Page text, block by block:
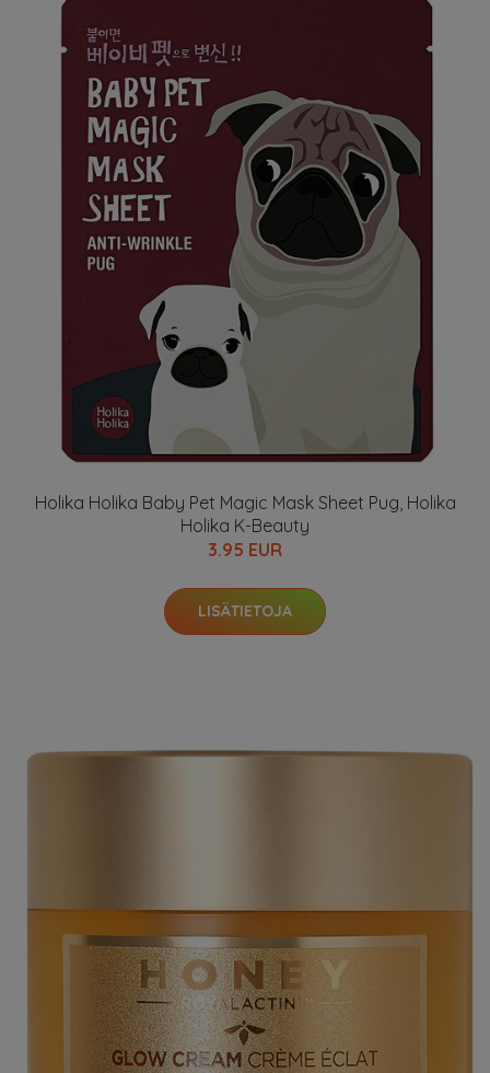
Holika Holika Baby Pet Magic Mask Sheet Pug, Holika
Holika K-Beauty
3.95 EUR
LISÄTIETOJA